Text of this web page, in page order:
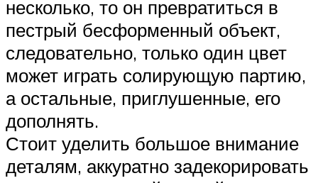
несколько, то он превратиться в
пестрый бесформенный объект,
следовательно, только один цвет
может играть солирующую партию,
а остальные, приглушенные, его
дополнять.
Стоит уделить большое внимание
деталям, аккуратно задекорировать